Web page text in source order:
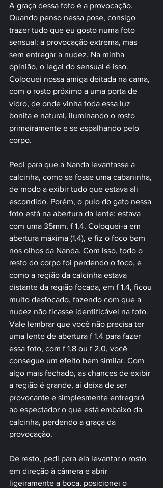
A graça dessa foto é a provocação.
Quando penso nessa pose, consigo
trazer tudo que eu gosto numa foto
sensual: a provocação extrema, mas
sem entregar a nudez. Na minha
opinião, o legal do sensual é isso.
Coloquei nossa amiga deitada na cama,
com o rosto próximo a uma porta de
vidro, de onde vinha toda essa luz
bonita e natural, iluminando o rosto
primeiramente e se espalhando pelo
corpo.
Pedi para que a Nanda levantasse a
calcinha, como se fosse uma cabaninha,
de modo a exibir tudo que estava ali
escondido. Porém, o pulo do gato nessa
foto está na abertura da lente: estava
com uma 35mm, f 1.4. Coloquei-a em
abertura máxima (1.4), e fiz o foco bem
nos olhos da Nanda. Com isso, todo o
resto do corpo foi perdendo o foco, e
como a região da calcinha estava
distante da região focada, em f 1.4, ficou
muito desfocado, fazendo com que a
nudez não ficasse identificável na foto.
Vale lembrar que você não precisa ter
uma lente de abertura f 1.4 para fazer
essa foto, com f 1.8 ou f 2.0, você
consegue um efeito bem similar. Com
algo mais fechado, as chances de exibir
a região é grande, aí deixa de ser
provocante e simplesmente entregará
ao espectador o que está embaixo da
calcinha, perdendo a graça da
provocação.
De resto, pedi para ela levantar o rosto
em direção à câmera e abrir
ligeiramente a boca, posicionei o